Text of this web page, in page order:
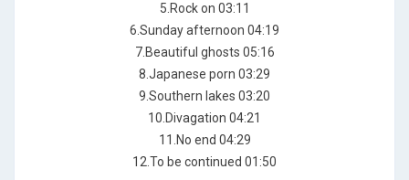
5.Rock on 03:11
6.Sunday afternoon 04:19
7.Beautiful ghosts 05:16
8.Japanese porn 03:29
9.Southern lakes 03:20
10.Divagation 04:21
11.No end 04:29
12.To be continued 01:50